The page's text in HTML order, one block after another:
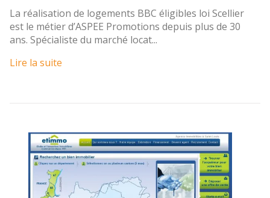
La réalisation de logements BBC éligibles loi Scellier
est le métier d’ASPEE Promotions depuis plus de 30
ans. Spécialiste du marché locat...
Lire la suite